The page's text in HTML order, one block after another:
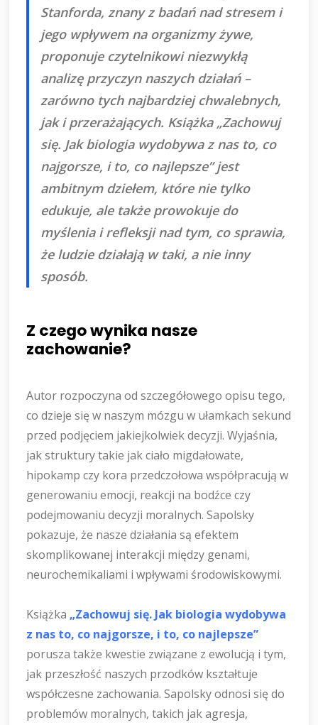
Stanforda, znany z badań nad stresem i
jego wpływem na organizmy żywe,
proponuje czytelnikowi niezwykłą
analizę przyczyn naszych działań –
zarówno tych najbardziej chwalebnych,
jak i przerażających. Książka „Zachowuj
się. Jak biologia wydobywa z nas to, co
najgorsze, i to, co najlepsze” jest
ambitnym dziełem, które nie tylko
edukuje, ale także prowokuje do
myślenia i refleksji nad tym, co sprawia,
że ludzie działają w taki, a nie inny
sposób.
Z czego wynika nasze
zachowanie?
Autor rozpoczyna od szczegółowego opisu tego,
co dzieje się w naszym mózgu w ułamkach sekund
przed podjęciem jakiejkolwiek decyzji. Wyjaśnia,
jak struktury takie jak ciało migdałowate,
hipokamp czy kora przedczołowa współpracują w
generowaniu emocji, reakcji na bodźce czy
podejmowaniu decyzji moralnych. Sapolsky
pokazuje, że nasze działania są efektem
skomplikowanej interakcji między genami,
neurochemikaliami i wpływami środowiskowymi.
Książka „Zachowuj się. Jak biologia wydobywa
z nas to, co najgorsze, i to, co najlepsze”
porusza także kwestie związane z ewolucją i tym,
jak przeszłość naszych przodków kształtuje
współczesne zachowania. Sapolsky odnosi się do
problemów moralnych, takich jak agresja,